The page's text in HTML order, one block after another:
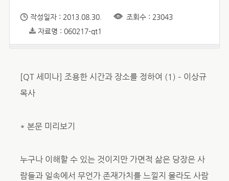
작성일자 : 2013.08.30.
조회수 : 23043
자료명 : 060217-qt1
[QT 세미나] 조용한 시간과 장소를 정하여 (1) – 이상규
목사
* 본문 미리보기
누구나 이해할 수 있는 것이지만 가면적 삶은 당장은 사
람들과 일속에서 무언가 존재가치를 느낄지 몰라도 사람